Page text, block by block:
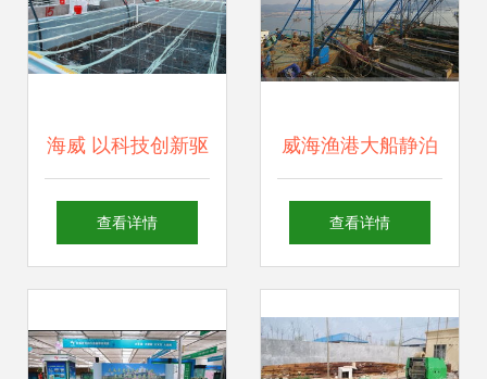
海威 以科技创新驱
动渔业种业振兴，
领航行业发展
查看详情
威海渔港大船静泊
油贵鱼少，渔民生
阵痛
查看详情